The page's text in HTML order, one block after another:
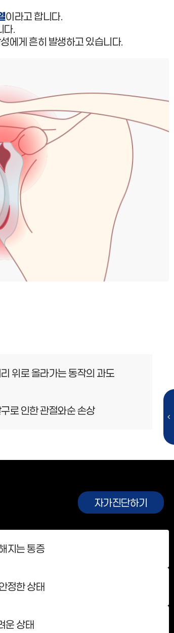
이라고 합니다.
다.
에게 흔히 발생하고 있습니다.
위로 올라가는 동작의 과도
로 인한 관절와순 손상
자가진단하기
지는 통증
정한 상태
운 상태